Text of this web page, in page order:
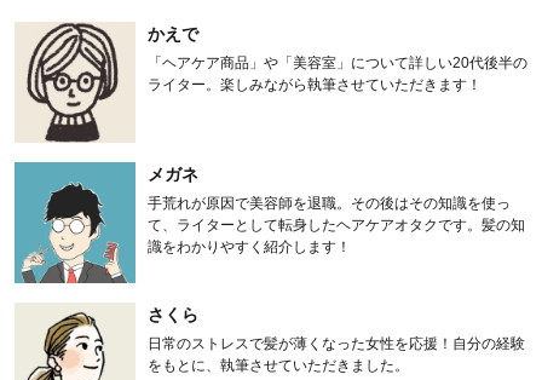
かえで
「ヘアケア商品」や「美容室」について詳しい20代後半の
ライター。楽しみながら執筆させていただきます！
メガネ
手荒れが原因で美容師を退職。その後はその知識を使っ
て、ライターとして転身したヘアケアオタクです。髪の知
識をわかりやすく紹介します！
さくら
日常のストレスで髪が薄くなった女性を応援！自分の経験
をもとに、執筆させていただきました。